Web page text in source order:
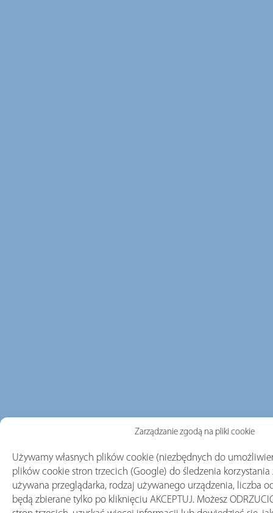
Zarządzanie zgodą na pliki cookie
Używamy własnych plików cookie (niezbędnych do
plików cookie stron trzecich (Google) do śledzenia
używana przeglądarka, rodzaj używanego urządzenia, liczba
będą zbierane tylko po kliknięciu AKCEPTUJ. Możesz